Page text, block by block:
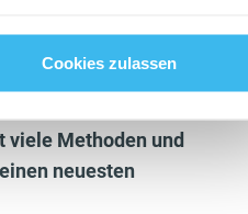
Cookies zulassen
am selben Tag und
Fotos um Vergleiche
viele Methoden und
neuesten